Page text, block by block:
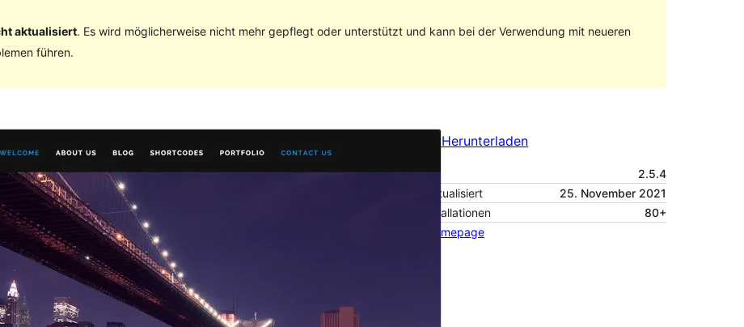
aktualisiert. Es wird möglicherweise nicht mehr gepflegt oder unterstützt und kann bei der Verwendung mit neueren
führen.
Herunterladen
Version
2.5.4
Zuletzt aktualisiert
25. November 2021
Aktive Installationen
80+
Theme-Homepage